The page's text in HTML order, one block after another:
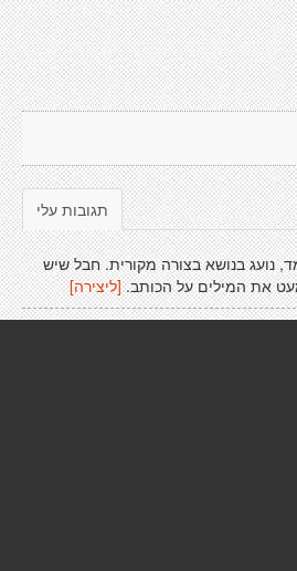
תגובות עלי
נועג בנושא בצורה מקורית. חבל שיש
את המילים על הכותב. [ליצירה]